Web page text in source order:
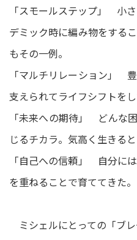
「スモールステップ」 小
デミック時に編み物をする
もその一例。
「マルチリレーション」
支えられてライフシフトをし
「未来への期待」 どんな
じるチカラ。気高く生きる
「自己への信頼」 自分に
を重ねることで育ててきた。
ミシェルにとっての「ブレ